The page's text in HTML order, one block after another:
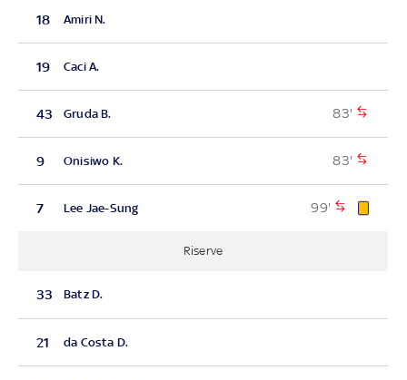
18 Amiri N.
19 Caci A.
43 Gruda B. 83'
9 Onisiwo K. 83'
7 Lee Jae-Sung 99'
Riserve
33 Batz D.
21 da Costa D.